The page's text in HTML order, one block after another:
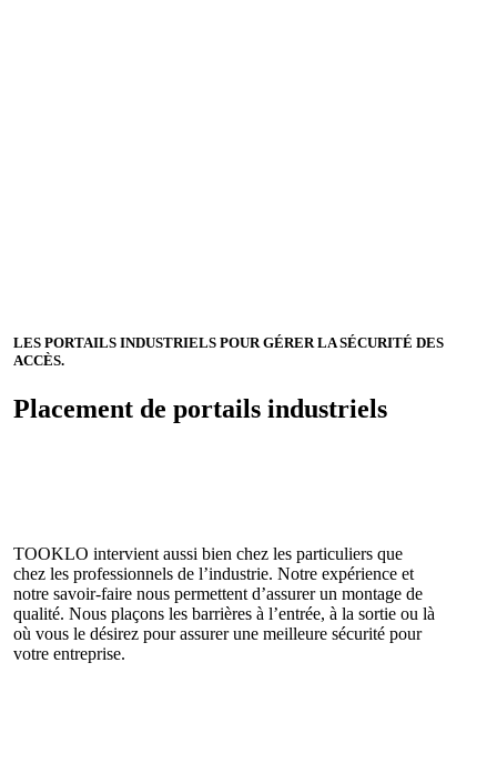
LES PORTAILS INDUSTRIELS POUR GÉRER LA SÉCURITÉ DES
ACCÈS.
Placement de portails industriels
TOOKLO intervient aussi bien chez les particuliers que
chez les professionnels de l’industrie. Notre expérience et
notre savoir-faire nous permettent d’assurer un montage de
qualité. Nous plaçons les barrières à l’entrée, à la sortie ou là
où vous le désirez pour assurer une meilleure sécurité pour
votre entreprise.